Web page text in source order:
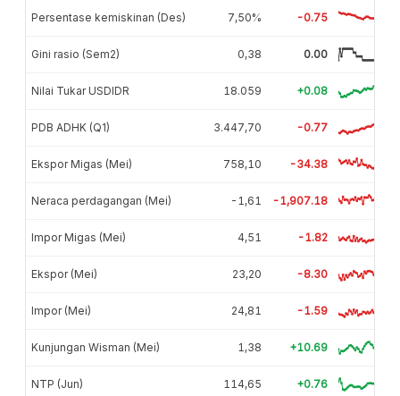
Persentase kemiskinan (Des) 7,50% -0.75
Gini rasio (Sem2) 0,38 0.00
Nilai Tukar USDIDR 18.059 +0.08
PDB ADHK (Q1) 3.447,70 -0.77
Ekspor Migas (Mei) 758,10 -34.38
Neraca perdagangan (Mei) -1,61 -1,907.18
Impor Migas (Mei) 4,51 -1.82
Ekspor (Mei) 23,20 -8.30
Impor (Mei) 24,81 -1.59
Kunjungan Wisman (Mei) 1,38 +10.69
NTP (Jun) 114,65 +0.76